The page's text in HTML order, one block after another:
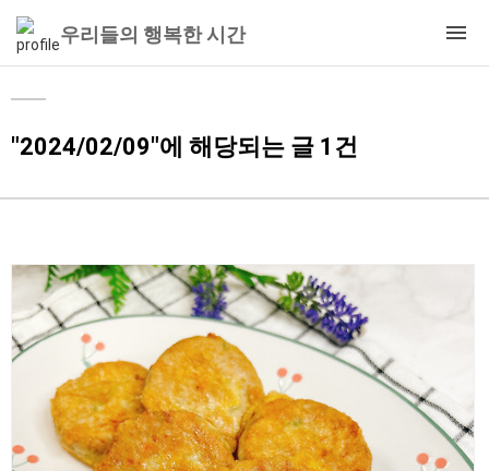
우리들의 행복한 시간
"2024/02/09"에 해당되는 글 1건